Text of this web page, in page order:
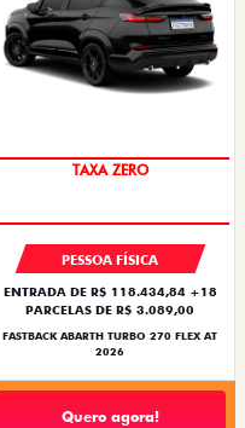
TAXA ZERO
PESSOA FÍSICA
ENTRADA DE R$ 118.434,84 +18
PARCELAS DE R$ 3.089,00
FASTBACK ABARTH TURBO 270 FLEX AT
2026
Quero agora!